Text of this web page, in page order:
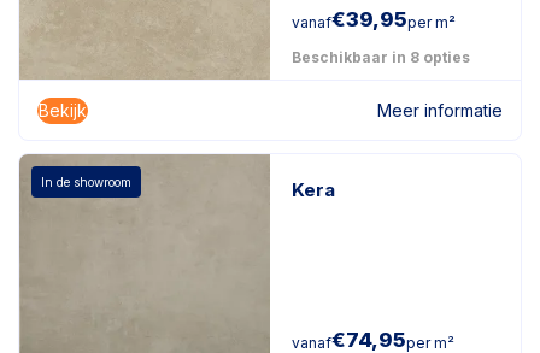
vanaf€39,95per m²
Beschikbaar in 8 opties
Bekijk Meer informatie
In de showroom Kera
vanaf€74,95per m²